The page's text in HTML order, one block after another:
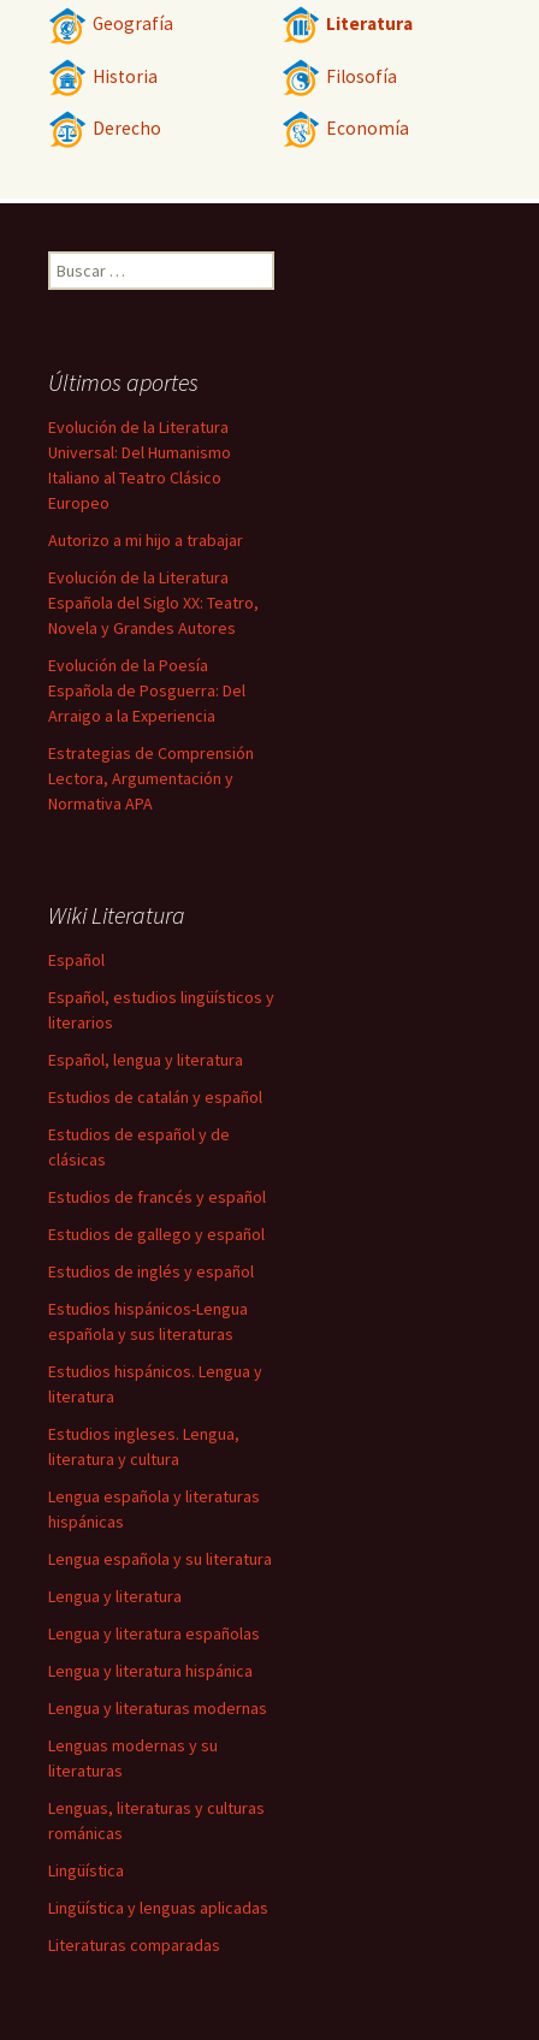
Geografía Literatura
Historia Filosofía
Derecho Economía
Buscar:
Últimos aportes
Evolución de la Literatura
Universal: Del Humanismo
Italiano al Teatro Clásico
Europeo
Autorizo a mi hijo a trabajar
Evolución de la Literatura
Española del Siglo XX: Teatro,
Novela y Grandes Autores
Evolución de la Poesía
Española de Posguerra: Del
Arraigo a la Experiencia
Estrategias de Comprensión
Lectora, Argumentación y
Normativa APA
Wiki Literatura
Español
Español, estudios lingüísticos y
literarios
Español, lengua y literatura
Estudios de catalán y español
Estudios de español y de
clásicas
Estudios de francés y español
Estudios de gallego y español
Estudios de inglés y español
Estudios hispánicos-Lengua
española y sus literaturas
Estudios hispánicos. Lengua y
literatura
Estudios ingleses. Lengua,
literatura y cultura
Lengua española y literaturas
hispánicas
Lengua española y su literatura
Lengua y literatura
Lengua y literatura españolas
Lengua y literatura hispánica
Lengua y literaturas modernas
Lenguas modernas y su
literaturas
Lenguas, literaturas y culturas
románicas
Lingüística
Lingüística y lenguas aplicadas
Literaturas comparadas